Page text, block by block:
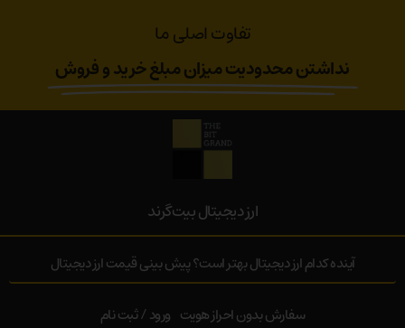
تفاوت اصلی ما
نداشتن محدودیت میزان مبلغ خرید و فروش
ارز‌ دیجیتال بیت‌گرند
آینده کدام ارز دیجیتال بهتر است؟ پیش بینی قیمت ارز دیجیتال
سفارش بدون احراز هویت ورود / ثبت نام